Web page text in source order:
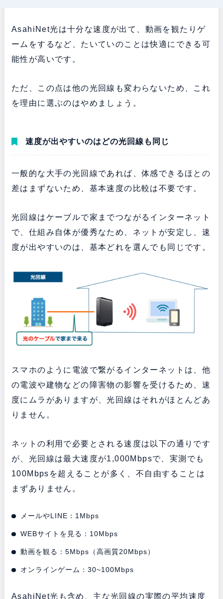
AsahiNet光は十分な速度が出て、動画を観たりゲ
ームをするなど、たいていのことは快適にできる可
能性が高いです。
ただ、この点は他の光回線も変わらないため、これ
を理由に選ぶのはやめましょう。
速度が出やすいのはどの光回線も同じ
一般的な大手の光回線であれば、体感できるほとの
差はまずないため、基本速度の比較は不要です。
光回線はケーブルで家までつながるインターネット
で、仕組み自体が優秀なため、 ネットが安定し、速
度が出やすいのは、基本どれを選んでも同じです。
スマホのように電波で繋がるインターネットは、他
の電波や建物などの障害物の影響を受けるため、速
度にムラがありますが、光回線はそれがほとんどあ
りません。
ネットの利用で必要とされる速度は以下の通りです
が、光回線は最大速度が1,000Mbpsで、実測でも
100Mbpsを超えることが多く、不自由することは
まずありません。
メールやLINE：1Mbps
WEBサイトを見る：10Mbps
動画を観る：5Mbps（高画質20Mbps）
オンラインゲーム：30~100Mbps
AsahiNet光も含め、主な光回線の実際の平均速度